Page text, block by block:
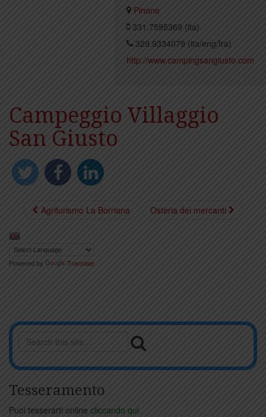
Pinone
331.7595369 (ita)
329.9334079 (ita/eng/fra)
http://www.campingsangiusto.com
Campeggio Villaggio
San Giusto
Agriturismo La Borriana Osteria dei mercanti
Powered by Translate
Tesseramento
Puoi tesserarti online cliccando qui